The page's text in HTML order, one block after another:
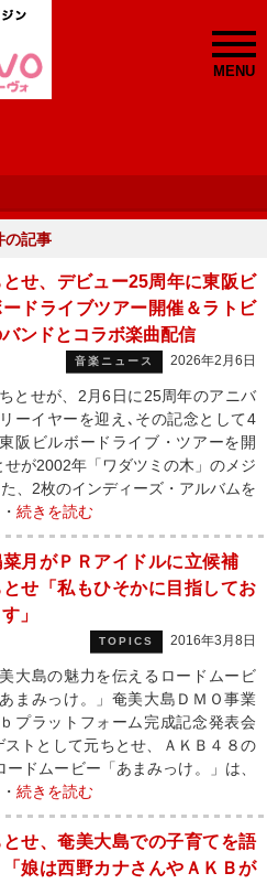
MENU
の記事
とせ、デビュー25周年に東阪ビ
ードライブツアー開催＆ラトビ
ンドとコラボ楽曲配信
音楽ニュース 2026年2月6日
とせが、2月6日に25周年のアニバ
ーイヤーを迎え､その記念として4
阪ビルボードライブ・ツアーを開
が2002年「ワダツミの木」のメジ
、2枚のインディーズ・アルバムを
続きを読む
菜月がＰＲアイドルに立候補
とせ「私もひそかに目指してお
」
TOPICS 2016年3月8日
大島の魅力を伝えるロードムービ
まみっけ。」奄美大島ＤＭＯ事業
プラットフォーム完成記念発表会
トとして元ちとせ、ＡＫＢ４８の
ドムービー「あまみっけ。」は、
続きを読む
とせ、奄美大島での子育てを語
娘は西野カナさんやＡＫＢが